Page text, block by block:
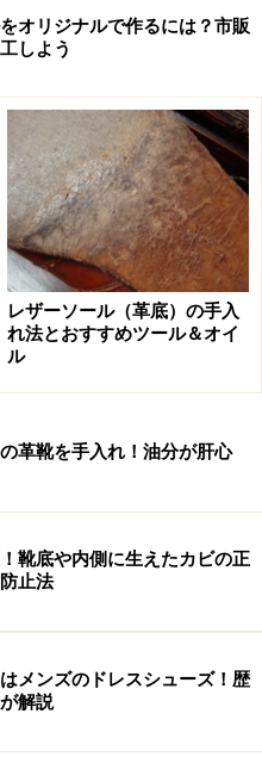
高いゴムや溶剤などを付
牲としても、外部・内部
」加工。ゴム引きコート
し、「防水」と謳われて
じて「撥水」の言葉を用
ッ素樹脂系！
のようなフッ素樹脂系の
ウォーリー プロテクタ
ロニル ナノプロ
オリジナルで作るには？市販
しよう
レザーソール（革底）の手入
れ法とおすすめツール＆オイ
ル
革靴を手入れ！油分が肝心
靴底や内側に生えたカビの正
止法
メンズのドレスシューズ！歴
解説